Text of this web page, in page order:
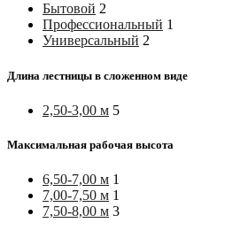
Бытовой 2
Профессиональный 1
Универсальный 2
Длина лестницы в сложенном виде
2,50-3,00 м 5
Максимальная рабочая высота
6,50-7,00 м 1
7,00-7,50 м 1
7,50-8,00 м 3